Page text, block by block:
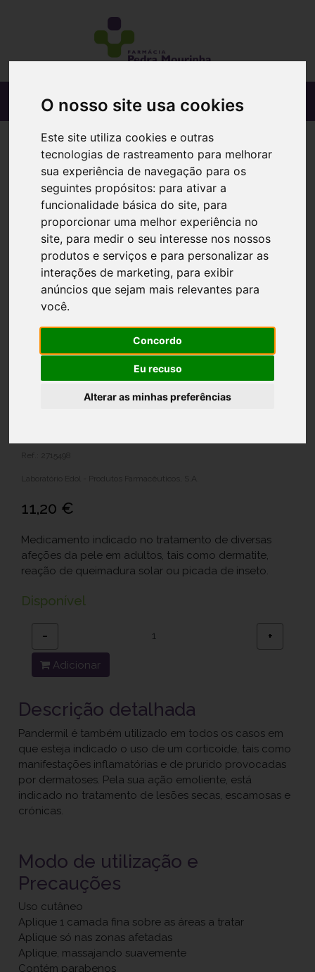
O nosso site usa cookies
Este site utiliza cookies e outras
tecnologias de rastreamento para melhorar
sua experiência de navegação para os
seguintes propósitos: para ativar a
funcionalidade básica do site, para
proporcionar uma melhor experiência no
site, para medir o seu interesse nos nossos
produtos e serviços e para personalizar as
interações de marketing, para exibir
anúncios que sejam mais relevantes para
você.
Concordo
Eu recuso
Alterar as minhas preferências
Ref.: 2715498
Laboratório Edol - Produtos Farmacêuticos, S.A.
11,20 €
Medicamento indicado no tratamento de diversas
afeções da pele em adultos, tais como dermatite,
reação de queimadura solar ou picada de inseto.
Disponível
− +
Adicionar
Descrição detalhada
Pandermil é também utilizado em todos os casos em
que esteja indicado o uso de um corticoide, tais como
manifestações inflamatórias e de prurido provocadas
por dermatoses. Pela sua ação emoliente, está
indicado no tratamento de lesões secas, escamosas e
crónicas.
Modo de utilização e
Precauções
Uso cutâneo
Aplique 1 camada fina sobre as áreas a tratar
Aplique só nas zonas afetadas
Aplique, massajando suavemente
Contém parabenos